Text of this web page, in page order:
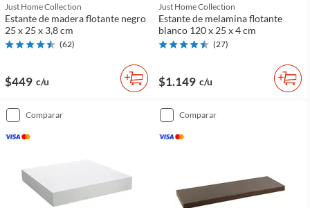
Just Home Collection
Estante de madera flotante negro
25 x 25 x 3,8 cm
(62)
$449 c/u
Just Home Collection
Estante de melamina flotante
blanco 120 x 25 x 4 cm
(27)
$1.149 c/u
comparar comparar